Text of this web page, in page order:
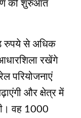
की शुरुआत
रुपये से अधिक
रखेंगे
परियोजनाएं
और क्षेत्र में
वह 1000